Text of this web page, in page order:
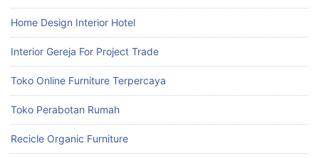
Home Design Interior Hotel
Interior Gereja For Project Trade
Toko Online Furniture Terpercaya
Toko Perabotan Rumah
Recicle Organic Furniture